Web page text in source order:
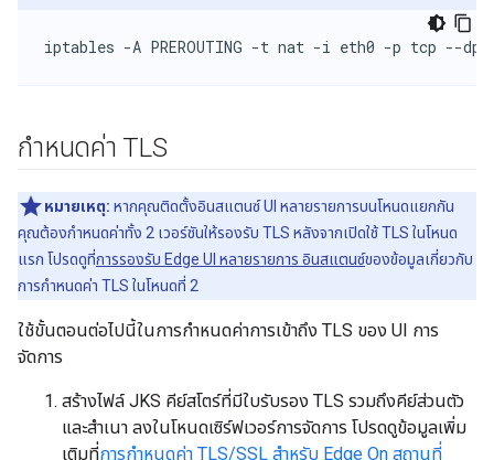
iptables -A PREROUTING -t nat -i eth0 -p tcp --
กำหนดค่า TLS
หมายเหตุ: หากคุณติดตั้งอินสแตนซ์ UI หลายรายการบนโหนดแยกกัน
คุณต้องกำหนดค่าทั้ง 2 เวอร์ชันให้รองรับ TLS หลังจากเปิดใช้ TLS ในโหนด
แรก โปรดดูที่การรองรับ Edge UI หลายรายการ อินสแตนซ์ของข้อมูลเกี่ยวกับ
การกำหนดค่า TLS ในโหนดที่ 2
ใช้ขั้นตอนต่อไปนี้ในการกำหนดค่าการเข้าถึง TLS ของ UI การ
จัดการ
สร้างไฟล์ JKS คีย์สโตร์ที่มีใบรับรอง TLS รวมถึงคีย์ส่วนตัว
และสำเนา ลงในโหนดเซิร์ฟเวอร์การจัดการ โปรดดูข้อมูลเพิ่ม
เติมที่การกำหนดค่า TLS/SSL สำหรับ Edge On สถานที่